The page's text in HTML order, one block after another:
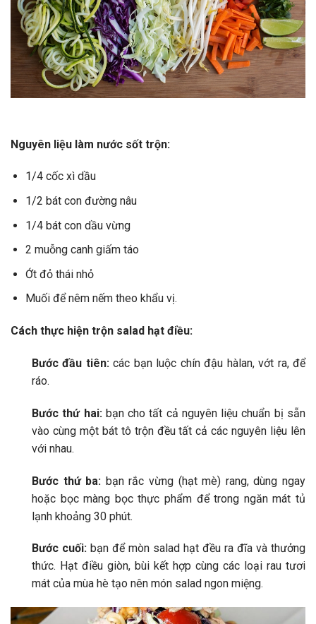
Nguyên liệu làm nước sốt trộn:
1/4 cốc xì dầu
1/2 bát con đường nâu
1/4 bát con dầu vừng
2 muỗng canh giấm táo
Ớt đỏ thái nhỏ
Muối để nêm nếm theo khẩu vị.
Cách thực hiện trộn salad hạt điều:
Bước đầu tiên:các bạn luộc chín đậu hàlan, vớt ra, để
ráo.
Bước thứ hai:bạn cho tất cả nguyên liệu chuẩn bị sẵn
vào cùng một bát tô trộn đều tất cả các nguyên liệu lên
với nhau.
Bước thứ ba: bạn rắc vừng (hạt mè) rang, dùng ngay
hoặc bọc màng bọc thực phẩm để trong ngăn mát tủ
lạnh khoảng 30 phút.
Bước cuối: bạn để mòn salad hạt đều ra đĩa và thưởng
thức. Hạt điều giòn, bùi kết hợp cùng các loại rau tươi
mát của mùa hè tạo nên món salad ngon miệng.